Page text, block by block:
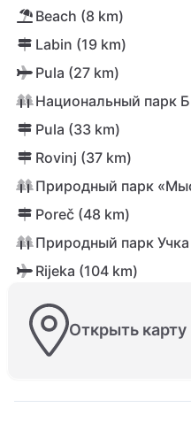
Beach (8 km)
Labin (19 km)
Pula (27 km)
Национальный парк
Pula (33 km)
Rovinj (37 km)
Природный парк
Poreč (48 km)
Природный парк
Rijeka (104 km)
Открыть карту